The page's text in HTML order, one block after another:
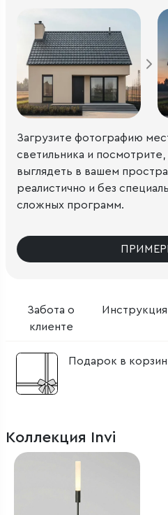
Забота о
клиенте
Инструкция
Подарок в
Загрузите фотографию
светильника и посмотрите,
выглядеть в вашем
реалистично и без
сложных программ.
Коллекция Invi